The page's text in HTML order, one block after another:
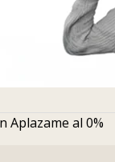
Aplazame al 0%